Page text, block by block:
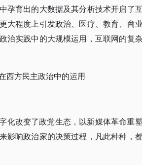
孕育出的大数据及其分析技术开启了
大程度上引发政治、医疗、教育、商
治实践中的大规模运用，互联网的复
西方民主政治中的运用
化改变了政党生态，以新媒体革命重
影响政治家的决策过程，凡此种种，